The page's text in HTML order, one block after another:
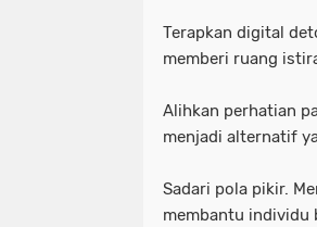
Terapkan digital
memberi ruang
Alihkan perhatian
menjadi alternatif
Sadari pola pikir.
membantu individu